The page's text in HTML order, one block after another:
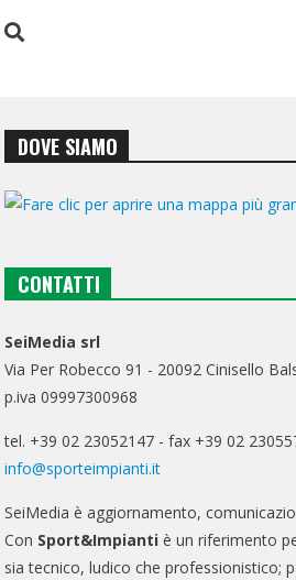
DOVE SIAMO
CONTATTI
SeiMedia srl
Via Per Robecco 91 - 20092 Cinisello
p.iva 09997300968
tel. +39 02 23052147 - fax +39 02
info@sporteimpianti.it
SeiMedia è aggiornamento,
Con Sport&Impianti è un riferimento
sia tecnico, ludico che professionistico;